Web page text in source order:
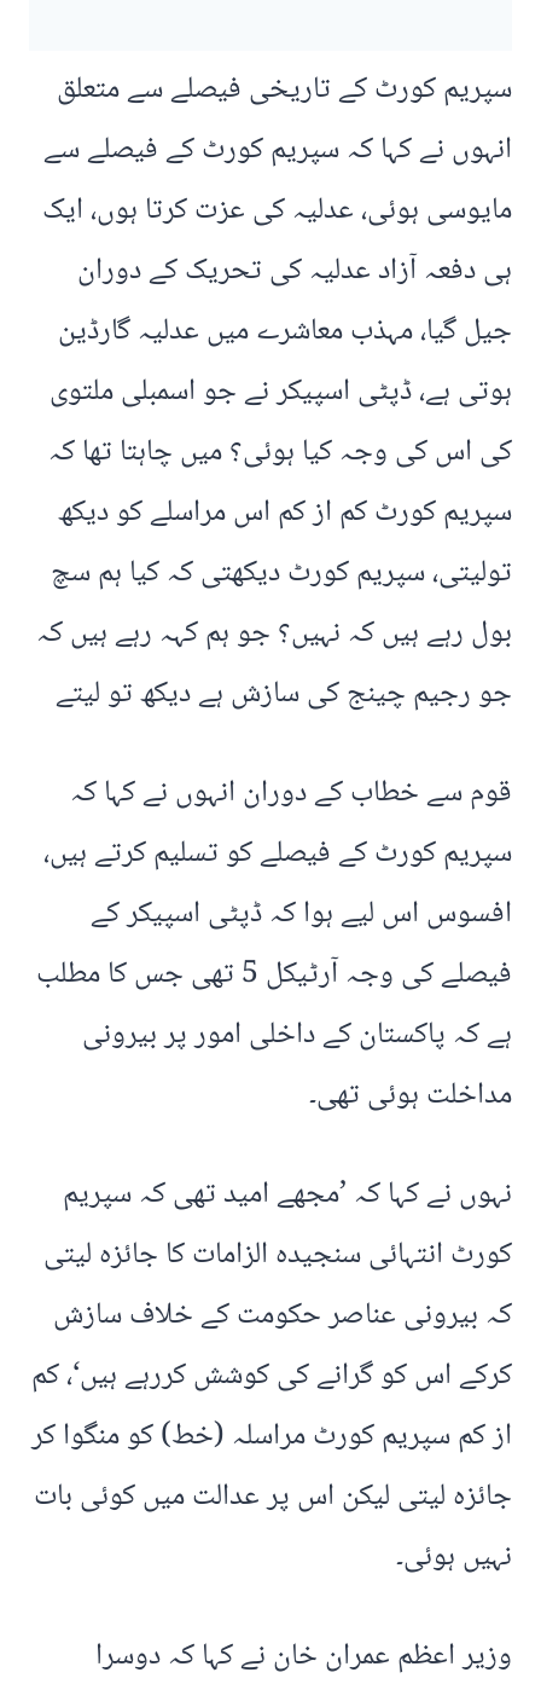
سپریم کورٹ کے تاریخی فیصلے سے متعلق
انہوں نے کہا کہ سپریم کورٹ کے فیصلے سے
مایوسی ہوئی، عدلیہ کی عزت کرتا ہوں، ایک
ہی دفعہ آزاد عدلیہ کی تحریک کے دوران
جیل گیا، مہذب معاشرے میں عدلیہ گارڈین
ہوتی ہے، ڈپٹی اسپیکر نے جو اسمبلی ملتوی
کی اس کی وجہ کیا ہوئی؟ میں چاہتا تھا کہ
سپریم کورٹ کم از کم اس مراسلے کو دیکھ
تولیتی، سپریم کورٹ دیکھتی کہ کیا ہم سچ
بول رہے ہیں کہ نہیں؟ جو ہم کہہ رہے ہیں کہ
جو رجیم چینج کی سازش ہے دیکھ تو لیتے
قوم سے خطاب کے دوران انہوں نے کہا کہ
سپریم کورٹ کے فیصلے کو تسلیم کرتے ہیں،
افسوس اس لیے ہوا کہ ڈپٹی اسپیکر کے
فیصلے کی وجہ آرٹیکل 5 تھی جس کا مطلب
ہے کہ پاکستان کے داخلی امور پر بیرونی
مداخلت ہوئی تھی۔
نہوں نے کہا کہ ’مجھے امید تھی کہ سپریم
کورٹ انتہائی سنجیدہ الزامات کا جائزہ لیتی
کہ بیرونی عناصر حکومت کے خلاف سازش
کرکے اس کو گرانے کی کوشش کررہے ہیں‘، کم
از کم سپریم کورٹ مراسلہ (خط) کو منگوا کر
جائزہ لیتی لیکن اس پر عدالت میں کوئی بات
نہیں ہوئی۔
وزیر اعظم عمران خان نے کہا کہ دوسرا